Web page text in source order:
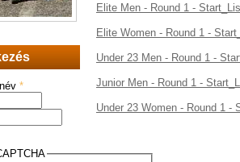
*
Elite Men - Round 1 -
Elite Women - Round 1 -
Under 23 Men - Round 1 -
Junior Men - Round 1 -
Under 23 Women - Round 1 -